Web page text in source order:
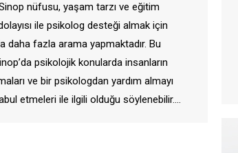
nüfusu, yaşam tarzı ve eğitim
ile psikolog desteği almak için
daha fazla arama yapmaktadır. Bu
psikolojik konularda insanların
ve bir psikologdan yardım almayı
etmeleri ile ilgili olduğu söylenebilir.…